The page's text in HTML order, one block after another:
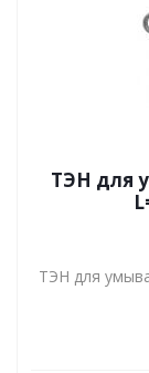
ТЭН для
ТЭН для